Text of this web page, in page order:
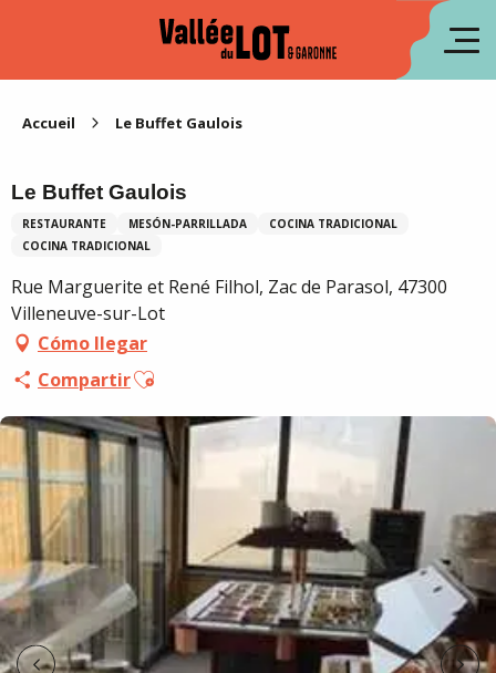
Accueil Le Buffet Gaulois
Le Buffet Gaulois
RESTAURANTE MESÓN-PARRILLADA
COCINA TRADICIONAL
COCINA TRADICIONAL
Rue Marguerite et René Filhol, Zac de Parasol, 47300
Villeneuve-sur-Lot
Cómo llegar
CompartirAjouter aux favoris